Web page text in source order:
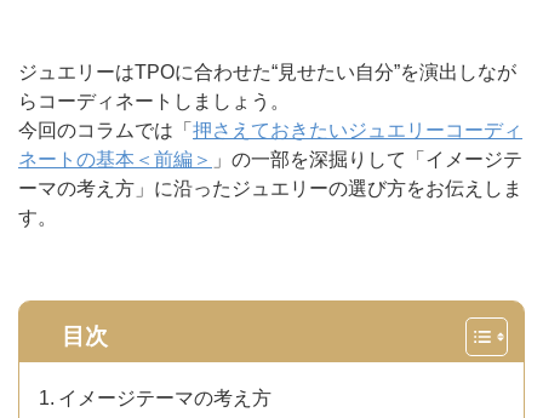
ジュエリーはTPOに合わせた“見せたい自分”を演出しなが
らコーディネートしましょう。
今回のコラムでは「 押さえておきたいジュエリーコーディ
ネートの基本＜前編＞ 」の一部を深掘りして「イメージテ
ーマの考え方」に沿ったジュエリーの選び方をお伝えしま
す。
目次
イメージテーマの考え方